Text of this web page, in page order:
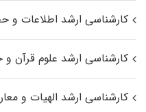
کارشناسی ارشد اطلاعات و
کارشناسی ارشد علوم قرآن
کارشناسی ارشد الهیات و